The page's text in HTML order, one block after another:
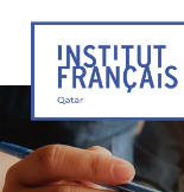
Institut
Français
Qatar